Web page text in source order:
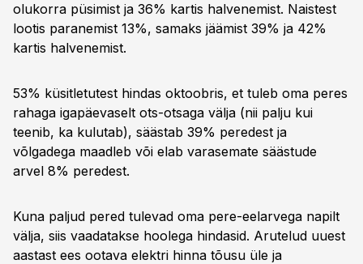
olukorra püsimist ja 36% kartis halvenemist. Naistest
lootis paranemist 13%, samaks jäämist 39% ja 42%
kartis halvenemist.
53% küsitletutest hindas oktoobris, et tuleb oma peres
rahaga igapäevaselt ots-otsaga välja (nii palju kui
teenib, ka kulutab), säästab 39% peredest ja
võlgadega maadleb või elab varasemate säästude
arvel 8% peredest.
Kuna paljud pered tulevad oma pere-eelarvega napilt
välja, siis vaadatakse hoolega hindasid. Arutelud uuest
aastast ees ootava elektri hinna tõusu üle ja